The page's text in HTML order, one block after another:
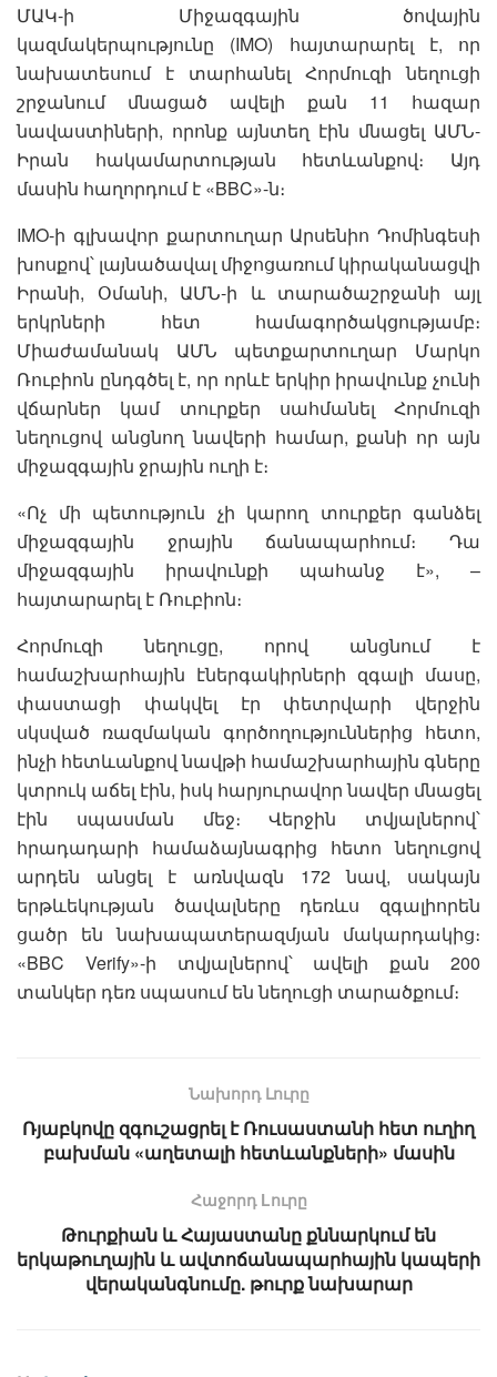
ՄԱԿ-ի Միջազգային ծովային
կազմակերպությունը (IMO) հայտարարել է, որ
նախատեսում է տարհանել Հորմուզի նեղուցի
շրջանում մնացած ավելի քան 11 հազար
նավաստիների, որոնք այնտեղ էին մնացել ԱՄՆ-
Իրան հակամարտության հետևանքով։ Այդ
մասին հաղորդում է «BBC»-ն։
IMO-ի գլխավոր քարտուղար Արսենիո Դոմինգեսի
խոսքով՝ լայնածավալ միջոցառում կիրականացվի
Իրանի, Օմանի, ԱՄՆ-ի և տարածաշրջանի այլ
երկրների հետ համագործակցությամբ։
Միաժամանակ ԱՄՆ պետքարտուղար Մարկո
Ռուբիոն ընդգծել է, որ որևէ երկիր իրավունք չունի
վճարներ կամ տուրքեր սահմանել Հորմուզի
նեղուցով անցնող նավերի համար, քանի որ այն
միջազգային ջրային ուղի է։
«Ոչ մի պետություն չի կարող տուրքեր գանձել
միջազգային ջրային ճանապարհում։ Դա
միջազգային իրավունքի պահանջ է», –
հայտարարել է Ռուբիոն։
Հորմուզի նեղուցը, որով անցնում է
համաշխարհային էներգակիրների զգալի մասը,
փաստացի փակվել էր փետրվարի վերջին
սկսված ռազմական գործողություններից հետո,
ինչի հետևանքով նավթի համաշխարհային գները
կտրուկ աճել էին, իսկ հարյուրավոր նավեր մնացել
էին սպասման մեջ։ Վերջին տվյալներով՝
հրադադարի համաձայնագրից հետո նեղուցով
արդեն անցել է առնվազն 172 նավ, սակայն
երթևեկության ծավալները դեռևս զգալիորեն
ցածր են նախապատերազմյան մակարդակից։
«BBC Verify»-ի տվյալներով՝ ավելի քան 200
տանկեր դեռ սպասում են նեղուցի տարածքում։
Նախորդ Լուրը
Ռյաբկովը զգուշացրել է Ռուսաստանի հետ ուղիղ
բախման «աղետալի հետևանքների» մասին
Հաջորդ Lուրը
Թուրքիան և Հայաստանը քննարկում են
երկաթուղային և ավտոճանապարհային կապերի
վերականգնումը. թուրք նախարար